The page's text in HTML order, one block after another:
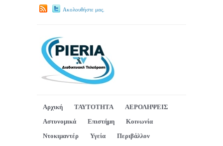
Ακολουθήστε μας.
Αρχική ΤΑΥΤΟΤΗΤΑ
ΑΕΡΟΛΗΨΕΙΣ
Αστυνομικά
Επιστήμη
Κοινωνία
Ντοκιμαντέρ
Υγεία
Περιβάλλον